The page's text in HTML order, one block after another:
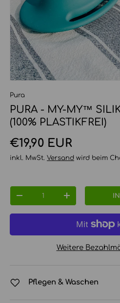
Pura
PURA - MY-MY™
(100% PLASTIKFREI)
Normaler Preis
€19,90 EUR
inkl. MwSt. Versand wird beim
MENGE VERRINGERN
MENGE
Weitere
Pflegen & Waschen